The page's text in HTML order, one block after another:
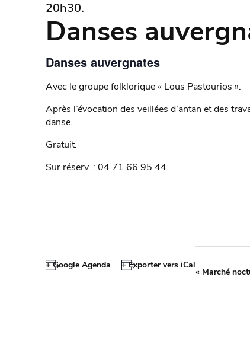
20h30.
Danses
Danses auvergnates
Avec le groupe folklorique « Lous Pastourios ».
Après l’évocation des veillées d’antan et des
danse.
Gratuit.
Sur réserv. : 04 71 66 95 44.
+ Google Agenda + Exporter vers iCal
«Marché